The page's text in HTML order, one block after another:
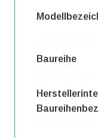
Baureihe